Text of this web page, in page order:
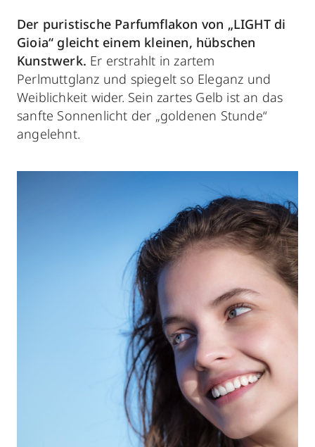
Der puristische Parfumflakon von „LIGHT di
Gioia“ gleicht einem kleinen, hübschen
Kunstwerk. Er erstrahlt in zartem
Perlmuttglanz und spiegelt so Eleganz und
Weiblichkeit wider. Sein zartes Gelb ist an das
sanfte Sonnenlicht der „goldenen Stunde“
angelehnt.